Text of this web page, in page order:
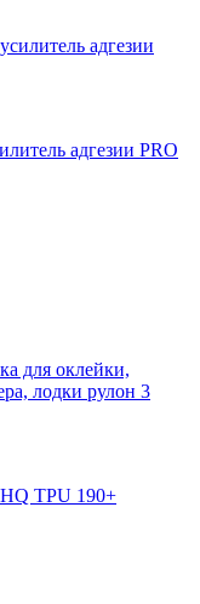
адгезии PRO
TPU 190+